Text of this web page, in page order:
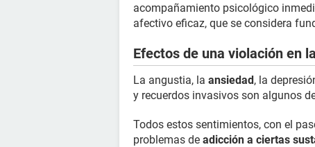
acompañamiento psicológico
afectivo eficaz, que se considera
Efectos de una violación en
La angustia, la ansiedad, la
y recuerdos invasivos son algunos
Todos estos sentimientos, con el
problemas de adicción a ciertas